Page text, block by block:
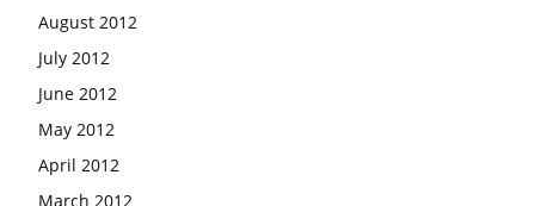
August 2012
July 2012
June 2012
May 2012
April 2012
March 2012